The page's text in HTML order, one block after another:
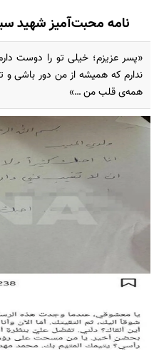
نامه محبت‌آمیز شهید
«پسر عزیزم؛ خیلی تو را دوست
ندارم که همیشه از من دور باشی و
همه‌ی قلب من …»